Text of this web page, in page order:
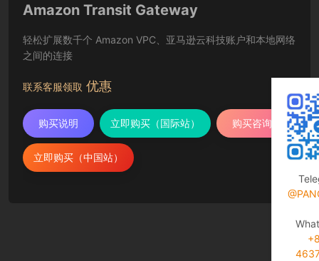
Amazon Transit Gateway
轻松扩展数千个 Amazon VPC、亚马逊云科技账户和本地网络
之间的连接
联系客服领取 优惠
购买说明 立即购买（国际站） 购买咨询
立即购买（中国站）